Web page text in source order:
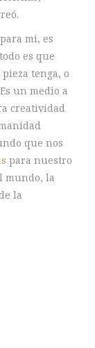
mi, es
es que
tenga, o
un medio a
creatividad
que nos
para nuestro
mundo, la
la